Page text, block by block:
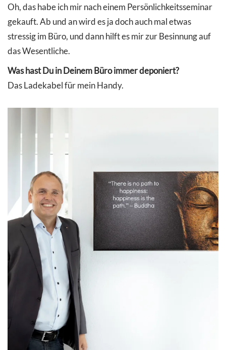
Oh, das habe ich mir nach einem Persönlichkeitsseminar
gekauft. Ab und an wird es ja doch auch mal etwas
stressig im Büro, und dann hilft es mir zur Besinnung auf
das Wesentliche.
Was hast Du in Deinem Büro immer deponiert?
Das Ladekabel für mein Handy.